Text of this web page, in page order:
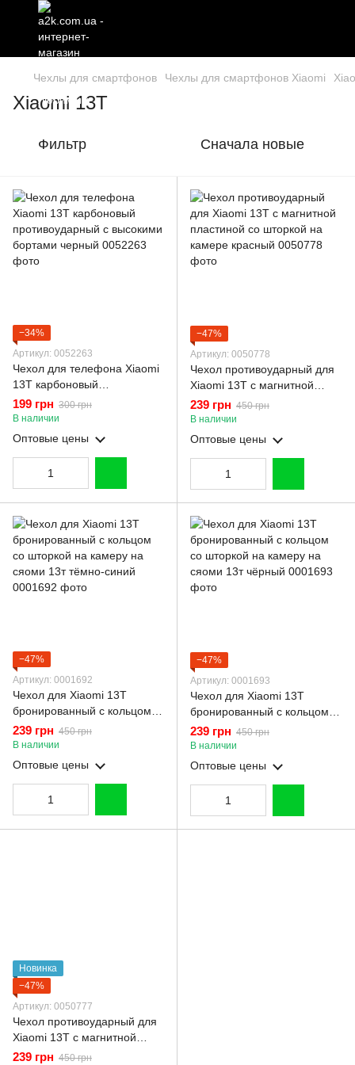
Чехлы для смартфонов Чехлы для смартфонов Xiaomi
Xiaomi 13T
Фильтр Сначала новые
−34%
Артикул: 0052263
Чехол для телефона Xiaomi
13T карбоновый
противоударный с высокими
бортами черный
199 грн 300 грн
В наличии
Оптовые цены
−47%
Артикул: 0050778
Чехол противоударный для
Xiaomi 13T с магнитной
пластиной со шторкой на
камере красный
239 грн 450 грн
В наличии
Оптовые цены
−47%
Артикул: 0001692
Чехол для Xiaomi 13T
бронированный с кольцом
со шторкой на камеру на
сяоми 13т тёмно-синий
239 грн 450 грн
В наличии
Оптовые цены
−47%
Артикул: 0001693
Чехол для Xiaomi 13T
бронированный с кольцом
со шторкой на камеру на
сяоми 13т чёрный
239 грн 450 грн
В наличии
Оптовые цены
Новинка
−47%
Артикул: 0050777
Чехол противоударный для
Xiaomi 13T с магнитной
пластиной со шторкой на
239 грн 450 грн